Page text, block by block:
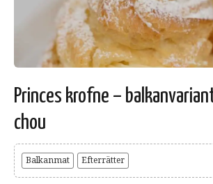
Princes krofne –
chou
Balkanmat Efterrätter